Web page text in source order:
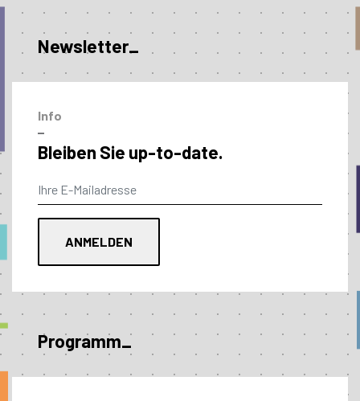
Newsletter_
Info
–
Bleiben Sie up-to-date.
Programm_